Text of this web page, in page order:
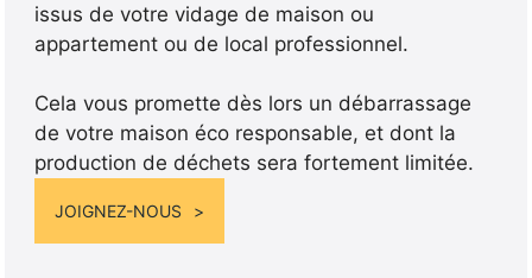
issus de votre vidage de maison ou
appartement ou de local professionnel.
Cela vous promette dès lors un débarrassage
de votre maison éco responsable, et dont la
production de déchets sera fortement limitée.
JOIGNEZ-NOUS